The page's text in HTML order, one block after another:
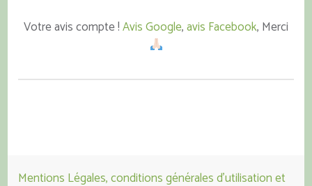
Votre avis compte !Avis Google,avis Facebook, Merci
Mentions Légales, conditions générales d'utilisation et